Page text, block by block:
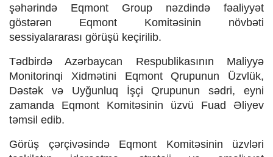
şəhərində Eqmont Group nəzdində fəaliyyət
göstərən Eqmont Komitəsinin növbəti
sessiyalararası görüşü keçirilib.
Tədbirdə Azərbaycan Respublikasının Maliyyə
Monitorinqi Xidmətini Eqmont Qrupunun Üzvlük,
Dəstək və Uyğunluq İşçi Qrupunun sədri, eyni
zamanda Eqmont Komitəsinin üzvü Fuad Əliyev
təmsil edib.
Görüş çərçivəsində Eqmont Komitəsinin üzvləri